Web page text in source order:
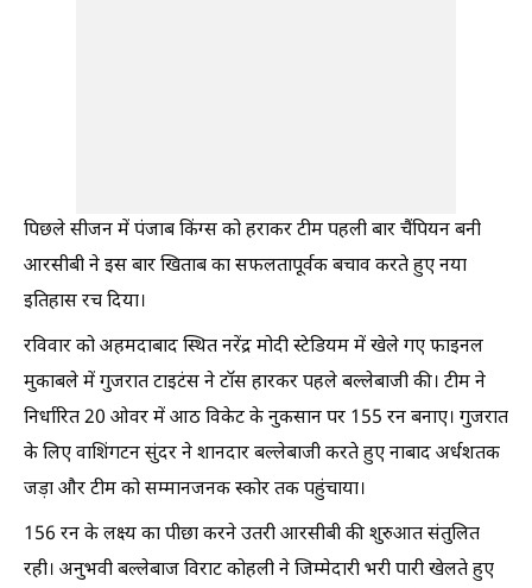
पिछले सीजन में पंजाब किंग्स को हराकर टीम पहली बार चैंपियन बनी
आरसीबी ने इस बार खिताब का सफलतापूर्वक बचाव करते हुए नया
इतिहास रच दिया।
रविवार को अहमदाबाद स्थित नरेंद्र मोदी स्टेडियम में खेले गए फाइनल
मुकाबले में गुजरात टाइटंस ने टॉस हारकर पहले बल्लेबाजी की। टीम ने
निर्धारित 20 ओवर में आठ विकेट के नुकसान पर 155 रन बनाए। गुजरात
के लिए वाशिंगटन सुंदर ने शानदार बल्लेबाजी करते हुए नाबाद अर्धशतक
जड़ा और टीम को सम्मानजनक स्कोर तक पहुंचाया।
156 रन के लक्ष्य का पीछा करने उतरी आरसीबी की शुरुआत संतुलित
रही। अनुभवी बल्लेबाज विराट कोहली ने जिम्मेदारी भरी पारी खेलते हुए